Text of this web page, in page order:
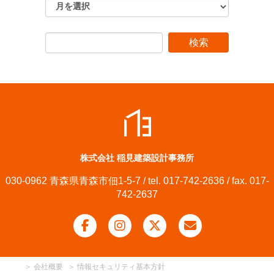
株式会社 稲見建築設計事務所
030-0962 青森県青森市佃1-5-7 / tel. 017-742-2636 / fax. 017-
742-2637
＞ 会社概要 ＞ 情報セキュリティ基本方針